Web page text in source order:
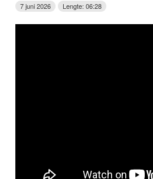
7 juni 2026 Lengte: 06:28